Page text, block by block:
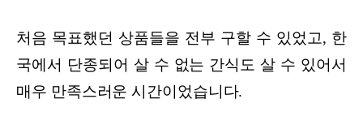
처음 목표했던 상품들을 전부 구할 수 있었고, 한
국에서 단종되어 살 수 없는 간식도 살 수 있어서
매우 만족스러운 시간이었습니다.